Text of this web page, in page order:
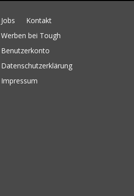
Jobs
Kontakt
Werben bei Tough
Benutzerkonto
Datenschutzerklärung
Impressum